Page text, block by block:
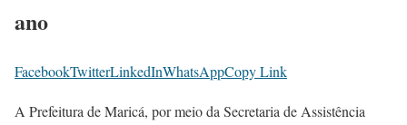
ano
FacebookTwitterLinkedInWhatsAppCopy Link
A Prefeitura de Maricá, por meio da Secretaria de Assistência